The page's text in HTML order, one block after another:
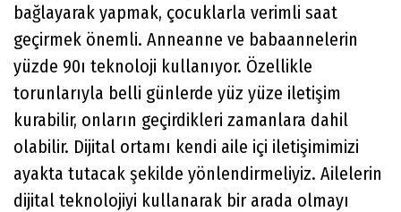
bağlayarak yapmak, çocuklarla verimli saat
geçirmek önemli. Anneanne ve babaannelerin
yüzde 90ı teknoloji kullanıyor. Özellikle
torunlarıyla belli günlerde yüz yüze iletişim
kurabilir, onların geçirdikleri zamanlara dahil
olabilir. Dijital ortamı kendi aile içi iletişimimizi
ayakta tutacak şekilde yönlendirmeliyiz. Ailelerin
dijital teknolojiyi kullanarak bir arada olmayı